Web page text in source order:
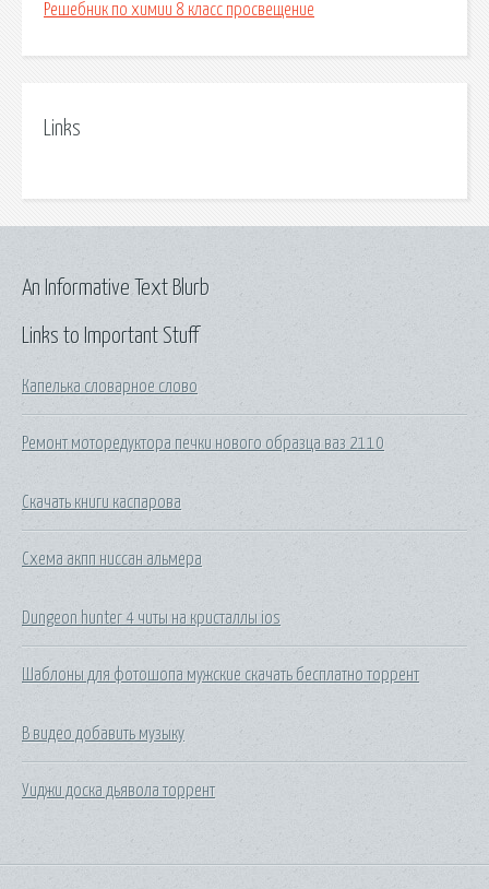
Решебник по химии 8 класс просвещение
Links
Links to Important Stuff
Капелька словарное слово
Ремонт моторедуктора печки нового образца ваз 2110
Скачать книги каспарова
Схема акпп ниссан альмера
Dungeon hunter 4 читы на кристаллы ios
Шаблоны для фотошопа мужские скачать бесплатно торрент
В видео добавить музыку
Уиджи доска дьявола торрент
An Informative Text Blurb